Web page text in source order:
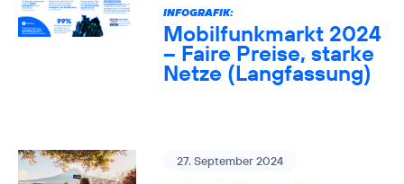
INFOGRAFIK:
Mobilfunkmarkt 2024
– Faire Preise, starke
Netze (Langfassung)
27. September 2024